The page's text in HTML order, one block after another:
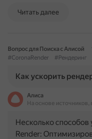
Читать далее
Вопрос для Поиска с Алисой
#CoronaRender
#Рендеринг
Как ускорить
Алиса
На основе
Несколько способов
Render: